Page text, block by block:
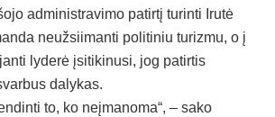
administravimo patirtį turinti Irutė
neužsiimanti politiniu turizmu, o į
lyderė įsitikinusi, jog patirtis
dalykas.
to, ko neįmanoma“, – sako